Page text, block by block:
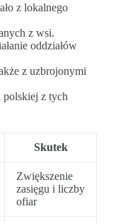
z lokalnego
z wsi.
oddziałów
z uzbrojonymi
polskiej z tych
Skutek
Zwiększenie
zasięgu i liczby
ofiar